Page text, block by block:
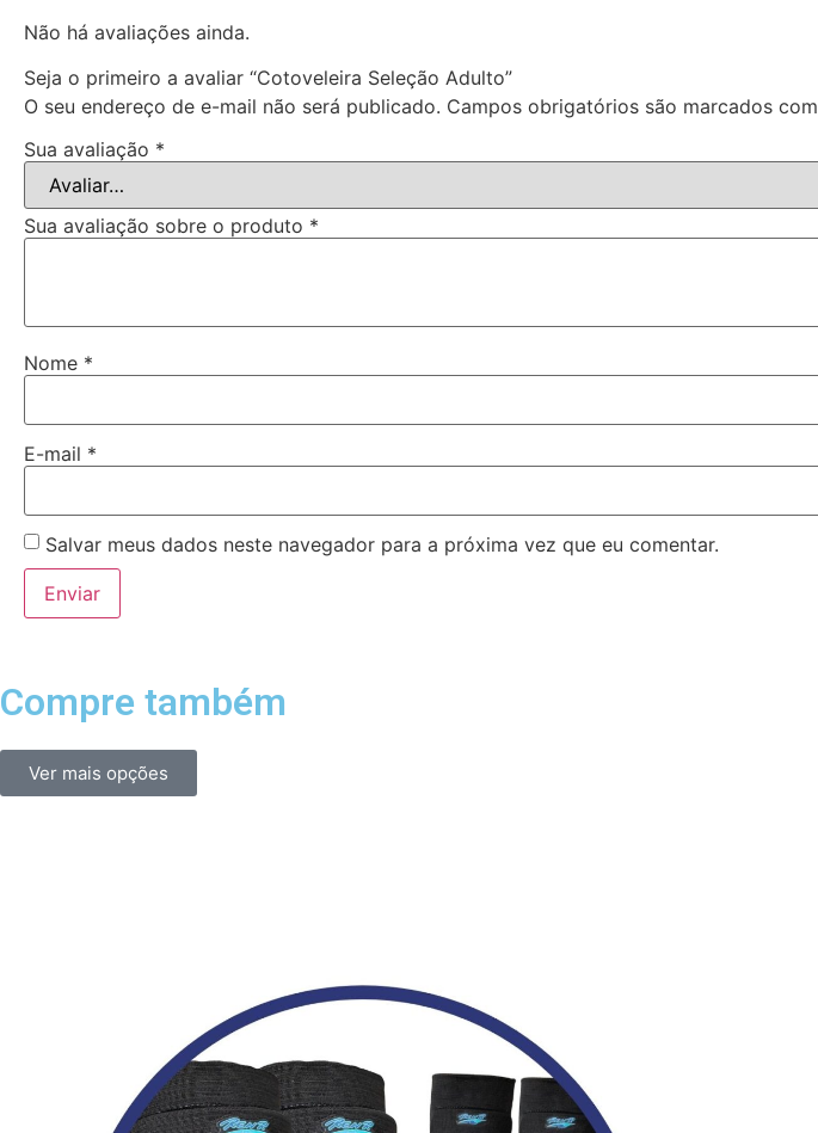
Não há avaliações ainda.
Seja o primeiro a avaliar “Cotoveleira Seleção Adulto”
O seu endereço de e-mail não será publicado. Campos obrigatórios são marcados com
Sua avaliação *
Sua avaliação sobre o produto *
Nome *
E-mail *
Salvar meus dados neste navegador para a próxima vez que eu comentar.
Compre também
Ver mais opções